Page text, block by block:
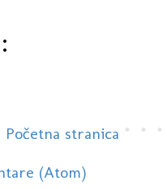
Početna stranica
(Atom)